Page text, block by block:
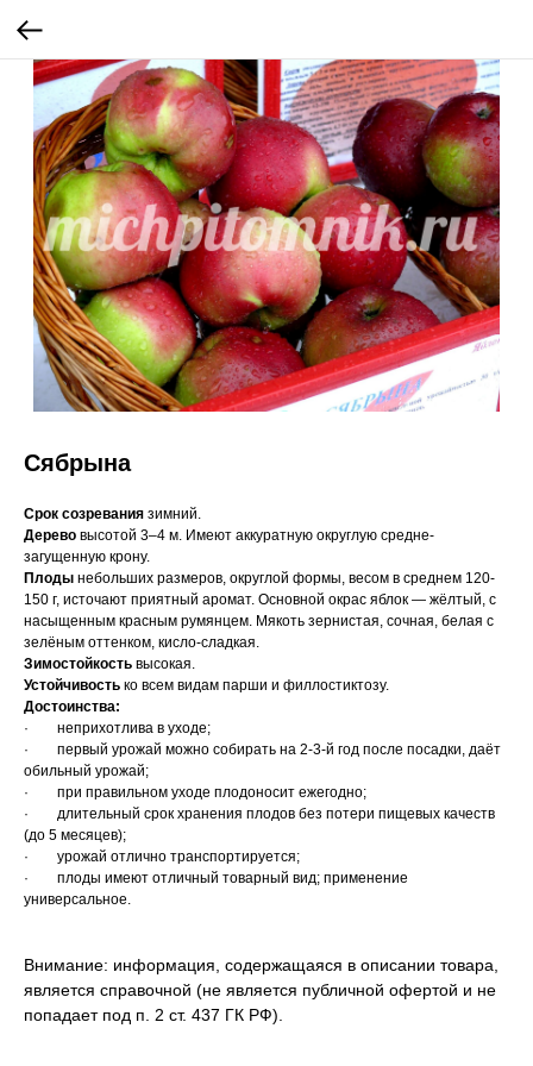
Сябрына
Срок созревания зимний.
Дерево высотой 3–4 м. Имеют аккуратную округлую средне-
загущенную крону.
Плоды небольших размеров, округлой формы, весом в среднем 120-
150 г, источают приятный аромат. Основной окрас яблок — жёлтый, с
насыщенным красным румянцем. Мякоть зернистая, сочная, белая с
зелёным оттенком, кисло-сладкая.
Зимостойкость высокая.
Устойчивость ко всем видам парши и филлостиктозу.
Достоинства:
· неприхотлива в уходе;
· первый урожай можно собирать на 2-3-й год после посадки, даёт
обильный урожай;
· при правильном уходе плодоносит ежегодно;
· длительный срок хранения плодов без потери пищевых качеств
(до 5 месяцев);
· урожай отлично транспортируется;
· плоды имеют отличный товарный вид; применение
универсальное.
Внимание: информация, содержащаяся в описании товара,
является справочной (не является публичной офертой и не
попадает под п. 2 ст. 437 ГК РФ).